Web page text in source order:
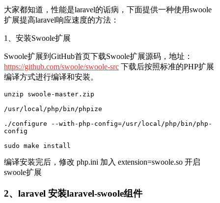
大家都知道，性能是laravel的诟病，下面提供一种使用swoole
扩展提高laravel响应速度的方法：
1、安装Swoole扩展
Swoole扩展到GitHub首页下载Swoole扩展源码，地址：
https://github.com/swoole/swoole-src 下载后按照标准的PHP扩展
编译方式进行编译和安装。
unzip swoole-master.zip
/usr/local/php/bin/phpize
./configure --with-php-config=/usr/local/php/bin/php-
config
编译安装完后，修改 php.ini 加入 extension=swoole.so 开启
swoole扩展
2、laravel 安装laravel-swoole组件